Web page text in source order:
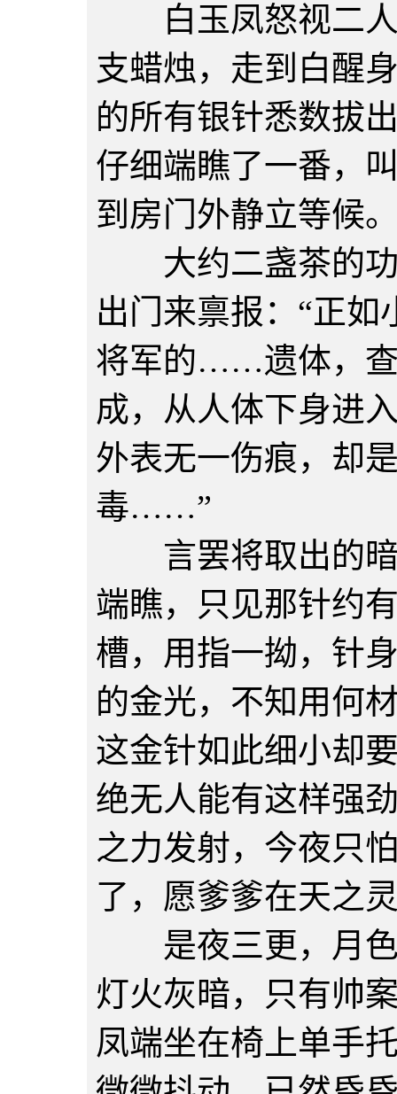
白玉凤怒视二人
支蜡烛，走到白醒
的所有银针悉数拔
仔细端瞧了一番，
到房门外静立等候
大约二盏茶的功
出门来禀报：“正
将军的……遗体，查
成，从人体下身进
外表无一伤痕，却
毒……”
言罢将取出的暗
端瞧，只见那针约
槽，用指一拗，针
的金光，不知用何
这金针如此细小却
绝无人能有这样强
之力发射，今夜只
了，愿爹爹在天之
是夜三更，月色
灯火灰暗，只有帅
凤端坐在椅上单手